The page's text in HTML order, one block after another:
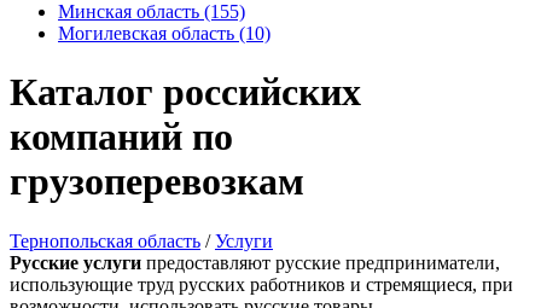
Минская область (155)
Могилевская область (10)
Каталог российских
компаний по
грузоперевозкам
Тернопольская область /Услуги
Русские услуги предоставляют русские предприниматели,
использующие труд русских работников и стремящиеся, при